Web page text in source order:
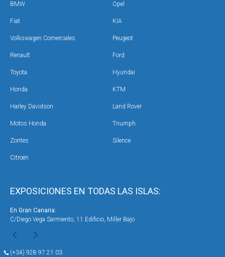
EXPOSICIONES EN TODAS LAS ISLAS:
En Gran Canaria:
C/Diego Vega Sarmiento, 11 Edificio, Miller Bajo
(+34) 928 97 21 03
BMW Opel
Fiat KIA
Volkswagen Comerciales Peugeot
Renault Ford
Toyota Hyundai
Honda KTM
Harley Davidson Land Rover
Motos Honda Triumph
Zontes Silence
Citroën